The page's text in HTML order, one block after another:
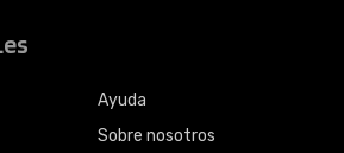
.es
Ayuda
Sobre nosotros